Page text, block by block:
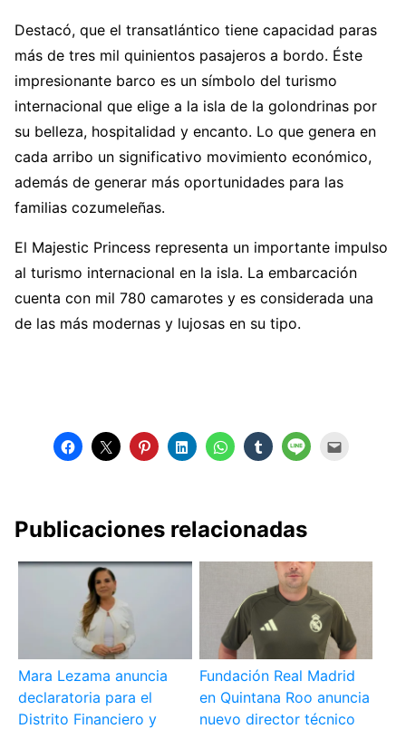
Destacó, que el transatlántico tiene capacidad paras
más de tres mil quinientos pasajeros a bordo. Éste
impresionante barco es un símbolo del turismo
internacional que elige a la isla de la golondrinas por
su belleza, hospitalidad y encanto. Lo que genera en
cada arribo un significativo movimiento económico,
además de generar más oportunidades para las
familias cozumeleñas.
El Majestic Princess representa un importante impulso
al turismo internacional en la isla. La embarcación
cuenta con mil 780 camarotes y es considerada una
de las más modernas y lujosas en su tipo.
Publicaciones relacionadas
Mara Lezama anuncia
declaratoria para el
Distrito Financiero y
Fundación Real Madrid
en Quintana Roo anuncia
nuevo director técnico